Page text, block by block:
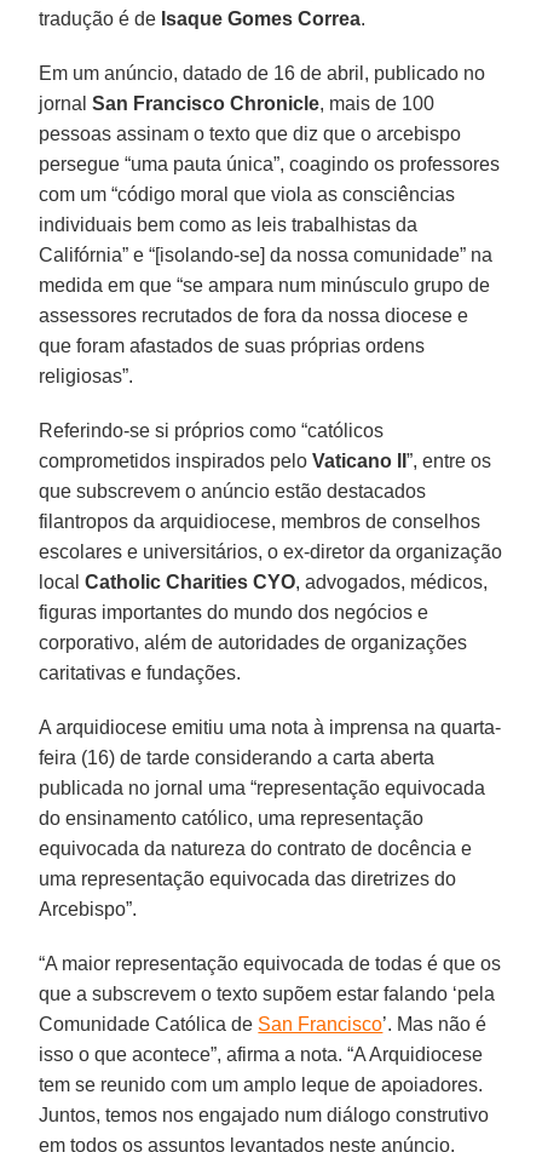
tradução é de Isaque Gomes Correa.
Em um anúncio, datado de 16 de abril, publicado no
jornalSan Francisco Chronicle, mais de 100
pessoas assinam o texto que diz que o arcebispo
persegue “uma pauta única”, coagindo os professores
com um “código moral que viola as consciências
individuais bem como as leis trabalhistas da
Califórnia” e “[isolando-se] da nossa comunidade” na
medida em que “se ampara num minúsculo grupo de
assessores recrutados de fora da nossa diocese e
que foram afastados de suas próprias ordens
religiosas”.
Referindo-se si próprios como “católicos
comprometidos inspirados peloVaticano II”, entre os
que subscrevem o anúncio estão destacados
filantropos da arquidiocese, membros de conselhos
escolares e universitários, o ex-diretor da organização
localCatholic Charities CYO, advogados, médicos,
figuras importantes do mundo dos negócios e
corporativo, além de autoridades de organizações
caritativas e fundações.
A arquidiocese emitiu uma nota à imprensa na quarta-
feira (16) de tarde considerando a carta aberta
publicada no jornal uma “representação equivocada
do ensinamento católico, uma representação
equivocada da natureza do contrato de docência e
uma representação equivocada das diretrizes do
Arcebispo”.
“A maior representação equivocada de todas é que os
que a subscrevem o texto supõem estar falando ‘pela
Comunidade Católica de San Francisco’. Mas não é
isso o que acontece”, afirma a nota. “A Arquidiocese
tem se reunido com um amplo leque de apoiadores.
Juntos, temos nos engajado num diálogo construtivo
em todos os assuntos levantados neste anúncio.